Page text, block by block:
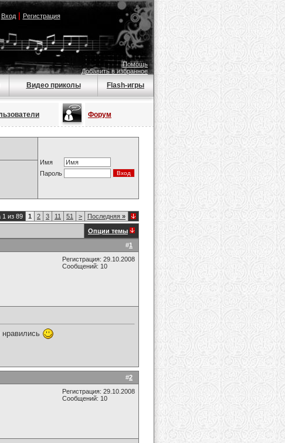
Вход| Регистрация
Помощь
Добавить в избранное
Видео приколы Flash-игры
Форум
Имя
Пароль
1 из 89 1 2 3 11 51 > Последняя »
Опции темы
#1
Регистрация: 29.10.2008
Сообщений: 10
#2
Регистрация: 29.10.2008
Сообщений: 10